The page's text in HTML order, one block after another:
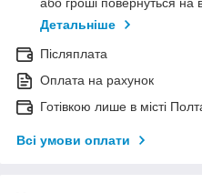
або гроші повернуться на
Детальніше
Післяплата
Оплата на рахунок
Готівкою лише в місті
Всі умови оплати